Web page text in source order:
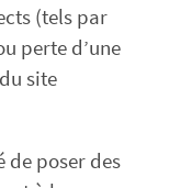
(tels par
perte d’une
site
de poser des